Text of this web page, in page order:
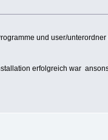
und user/
erfolgreich war